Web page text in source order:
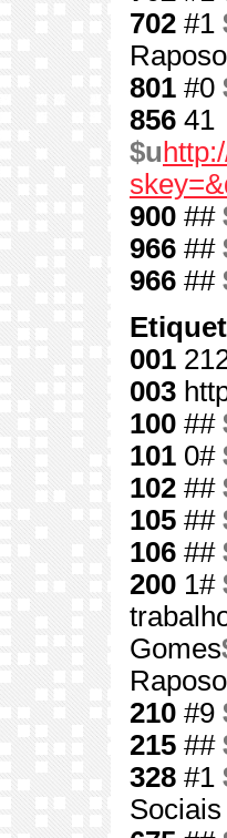
702 #1
801 #0
856 41
$u
900 ##
966 ##
966 ##
001
003
100 ##
101 0#
102 ##
105 ##
106 ##
200 1#
Gomes
210 #9
215 ##
328 #1